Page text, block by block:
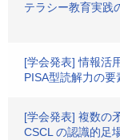
テラシー教育実践
[学会発表] 情報活
PISA型読解力の
[学会発表] 複数の
CSCL の認識的足